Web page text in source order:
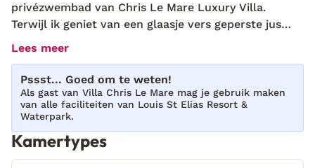
privézwembad van Chris Le Mare Luxury Villa.
Terwijl ik geniet van een glaasje vers geperste jus
d’orange, zie ik de zon langzaam opkomen tegen een
alles wat ik mezelf kan wensen, maar de buitenpatio
is zonder twijfel mijn favoriete plekje. Dit is de ideale
manier om vakantie te vieren op het betoverende
Cyprus, omringd door luxe en comfort in een villa
die ideaal is voor jou en je dierbaren. Wil je de dag
beginnen met een verfrissende duik in de
Lees meer
Pssst... Goed om te weten!
Als gast van Villa Chris Le Mare mag je gebruik maken
van alle faciliteiten van Louis St Elias Resort &
Waterpark.
Kamertypes